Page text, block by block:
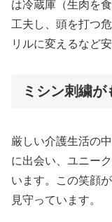
は冷蔵庫（生肉を
工夫し、頭を打つ
リルに変えるなど
ミシン刺繍
厳しい介護生活の
に出会い、ユニー
います。この笑顔
見守っています。